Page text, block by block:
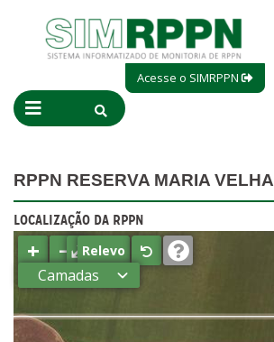
Acesse o SIMRPPN
RPPN RESERVA MARIA VELHA
LOCALIZAÇÃO DA RPPN
+ −⤢Relevo
Camadas
Municípios